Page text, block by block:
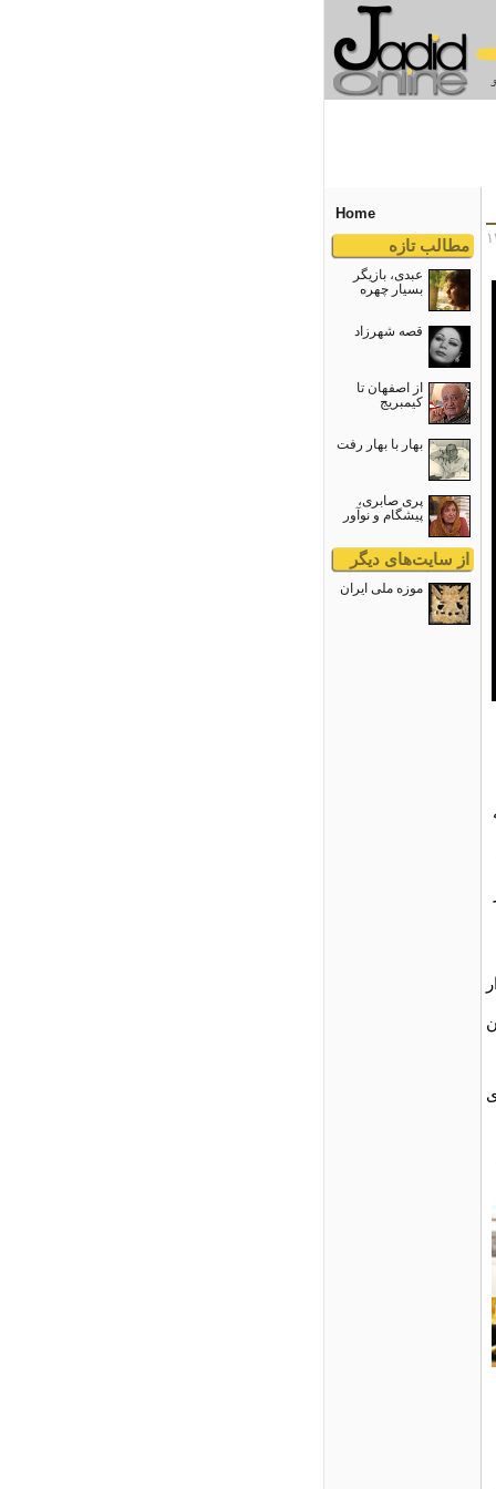
Home
مطالب تازه
عبدی، بازیگر
بسیار چهره
قصه شهرزاد
از اصفهان تا
کیمبریج
بهار با بهار رفت
پری صابری،
پیشگام و نوآور
از سایت‌های دیگر
موزه ملی ایران
۲۰۰ هزار